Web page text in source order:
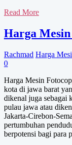
Harga
Fotocopy
di
Read More
Harga
Rachmad Harga
0
Harga Mesin
kota di jawa barat
dikenal juga sebagai
pulau jawa atau
Jakarta-Cirebon-
pertumbuhan
berpotensi bagi